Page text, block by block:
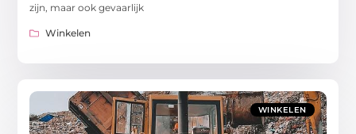
zijn, maar ook gevaarlijk
Winkelen
WINKELEN